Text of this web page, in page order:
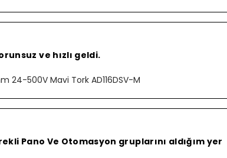
ve hızlı geldi.
24-500V Mavi Tork AD116DSV-M
Pano Ve Otomasyon gruplarını aldığım yer